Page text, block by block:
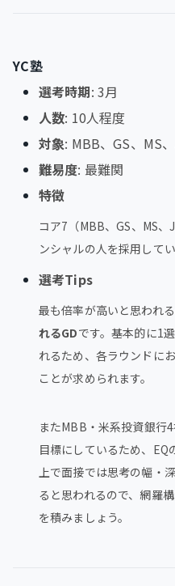
YC塾
選考時期: 3月
人数: 10人程度
対象: MBB、GS、MS
難易度: 最難関
特徴
コア7（MBB、GS、MS
ンシャルの人を採用して
選考Tips
最も倍率が高いと思われ
れるGDです。基本的に1
れるため、各ラウンドに
ことが求められます。
またMBB・米系投資銀行
目標にしているため、EQ
上で面接では思考の幅・
ると思われるので、網羅
を積みましょう。